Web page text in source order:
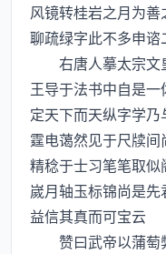
风镜转桂岩之月为
聊疏绿字此不多申谘
右唐人摹太宗文
王导于法书中自是
定天下而天纵字学
霆电蔼然见于尺牍
精稔于士习笔笔取
嵗月轴玉标锦尚是
益信其真而可宝云
赞曰武帝以蒲萄